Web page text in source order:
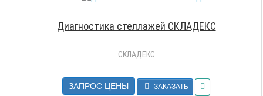
Диагностика стеллажей СКЛАДЕКС
СКЛАДЕКС
ЗАПРОС ЦЕНЫ ЗАКАЗАТЬ